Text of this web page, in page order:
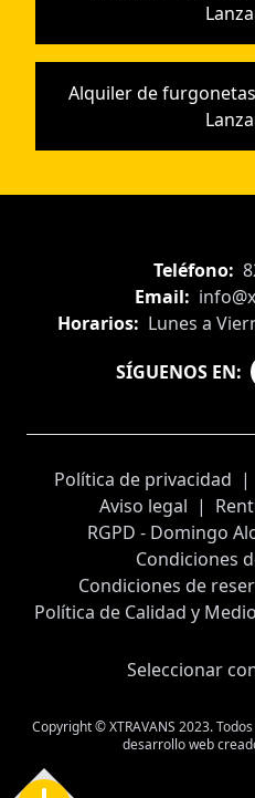
Alquiler de
Teléfono:
Email:
Horarios: Lunes a
SÍGUENOS EN:
Política de privacidad |
Aviso legal |
RGPD - Domingo
Condiciones
Condiciones de
Política de Calidad y
Seleccionar
Copyright © XTRAVANS 2023.
desarrollo web